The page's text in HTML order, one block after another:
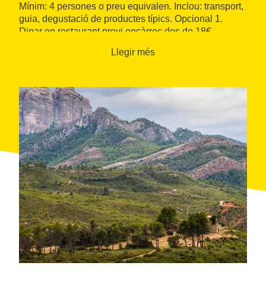
Mínim: 4 persones o preu equivalen. Inclou: transport,
guia, degustació de productes típics. Opcional 1.
Dinar en restaurant previ encàrrec des de 18€
Llegir més